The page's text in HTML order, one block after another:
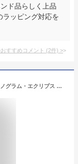
ド品らしく上品
ラッピング対応を
すすめコメント (2件) >
ルイヴィトン 2つ折り財布 Louis Vuitton モノグラム・エクリプス ポルトフォイユ・ミュルティプル M61695 メンズ グレー【1万円で1,000円OFF★最大5,000円OFFクーポン配布中】